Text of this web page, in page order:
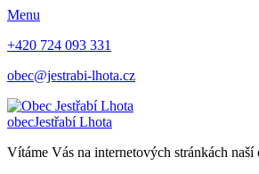
Menu
+420 724 093 331
obec@jestrabi-lhota.cz
obecJestřabí Lhota
Vítáme Vás na internetových stránkách naší